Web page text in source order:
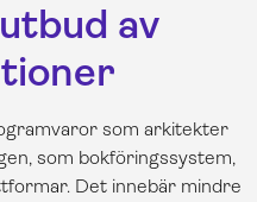
av
som arkitekter
som bokföringssystem,
Det innebär mindre